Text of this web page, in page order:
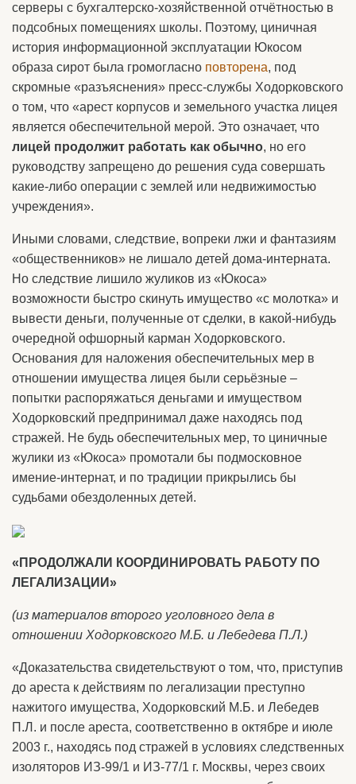
серверы с бухгалтерско-хозяйственной отчётностью в
подсобных помещениях школы. Поэтому, циничная
история информационной эксплуатации Юкосом
образа сирот была громогласно повторена, под
скромные «разъяснения» пресс-службы Ходорковского
о том, что «арест корпусов и земельного участка лицея
является обеспечительной мерой. Это означает, что
лицей продолжит работать как обычно, но его
руководству запрещено до решения суда совершать
какие-либо операции с землей или недвижимостью
учреждения».
Иными словами, следствие, вопреки лжи и фантазиям
«общественников» не лишало детей дома-интерната.
Но следствие лишило жуликов из «Юкоса»
возможности быстро скинуть имущество «с молотка» и
вывести деньги, полученные от сделки, в какой-нибудь
очередной офшорный карман Ходорковского.
Основания для наложения обеспечительных мер в
отношении имущества лицея были серьёзные –
попытки распоряжаться деньгами и имуществом
Ходорковский предпринимал даже находясь под
стражей. Не будь обеспечительных мер, то циничные
жулики из «Юкоса» промотали бы подмосковное
имение-интернат, и по традиции прикрылись бы
судьбами обездоленных детей.
«ПРОДОЛЖАЛИ КООРДИНИРОВАТЬ РАБОТУ ПО
ЛЕГАЛИЗАЦИИ»
(из материалов второго уголовного дела в
отношении Ходорковского М.Б. и Лебедева П.Л.)
«Доказательства свидетельствуют о том, что, приступив
до ареста к действиям по легализации преступно
нажитого имущества, Ходорковский М.Б. и Лебедев
П.Л. и после ареста, соответственно в октябре и июле
2003 г., находясь под стражей в условиях следственных
изоляторов ИЗ-99/1 и ИЗ-77/1 г. Москвы, через своих